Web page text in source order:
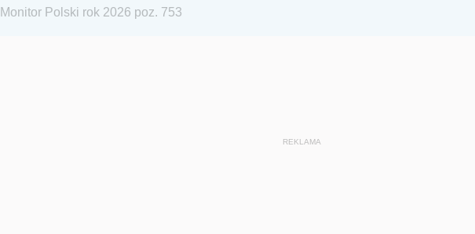
Monitor Polski rok 2026 poz. 753
REKLAMA